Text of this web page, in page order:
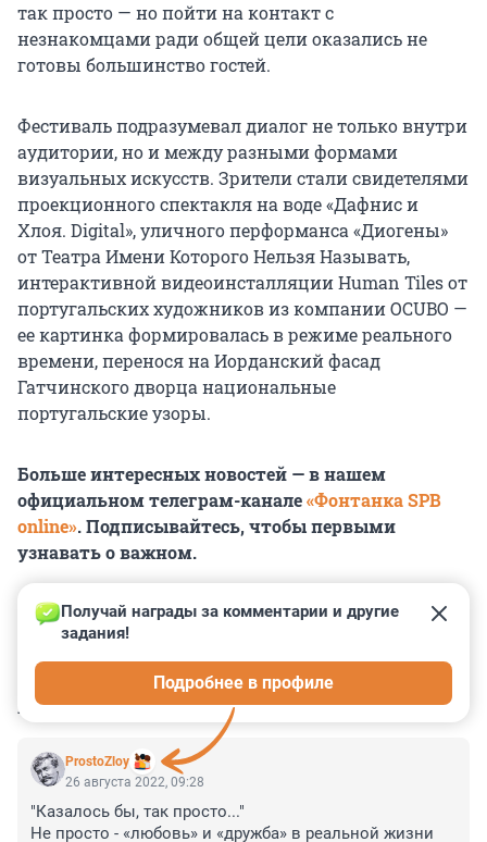
так просто — но пойти на контакт с
незнакомцами ради общей цели оказались не
готовы большинство гостей.
Фестиваль подразумевал диалог не только внутри
аудитории, но и между разными формами
визуальных искусств. Зрители стали свидетелями
проекционного спектакля на воде «Дафнис и
Хлоя. Digital», уличного перформанса «Диогены»
от Театра Имени Которого Нельзя Называть,
интерактивной видеоинсталляции Human Tiles от
португальских художников из компании OCUBO —
ее картинка формировалась в режиме реального
времени, перенося на Иорданский фасад
Гатчинского дворца национальные
португальские узоры.
Больше интересных новостей — в нашем
официальном телеграм-канале«Фонтанка SPB
online». Подписывайтесь, чтобы первыми
узнавать о важном.
КОММЕНТАРИИ 2
ProstoZloy
Получай награды за комментарии и другие
задания!
Подробнее в профиле
26 августа 2022, 09:28
"Казалось бы, так просто..."
Не просто - «любовь» и «дружба» в реальной жизни